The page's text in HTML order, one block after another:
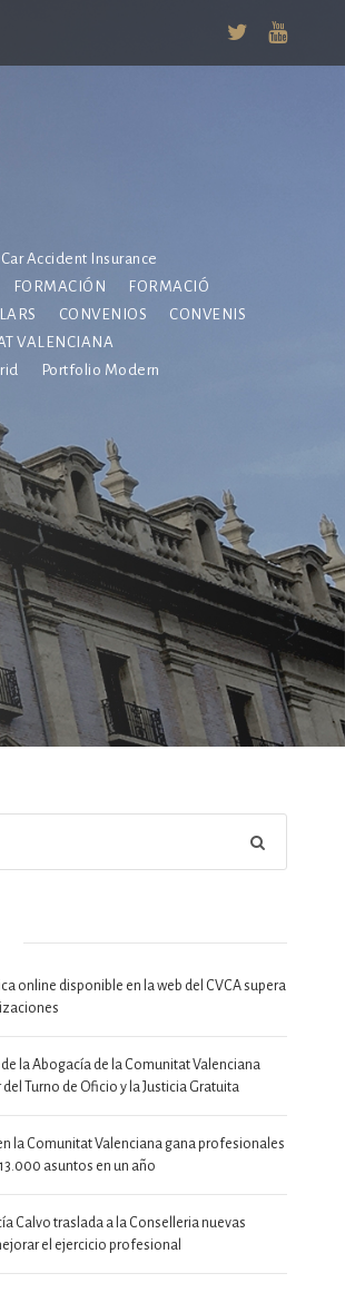
Car Accident Insurance
FORMACIÓN
FORMACIÓ
CONVENIOS
CONVENIS
VALENCIANA
Portfolio Modern
online disponible en la web del CVCA supera
la Abogacía de la Comunitat Valenciana
Turno de Oficio y la Justicia Gratuita
la Comunitat Valenciana gana profesionales
asuntos en un año
Calvo traslada a la Conselleria nuevas
el ejercicio profesional